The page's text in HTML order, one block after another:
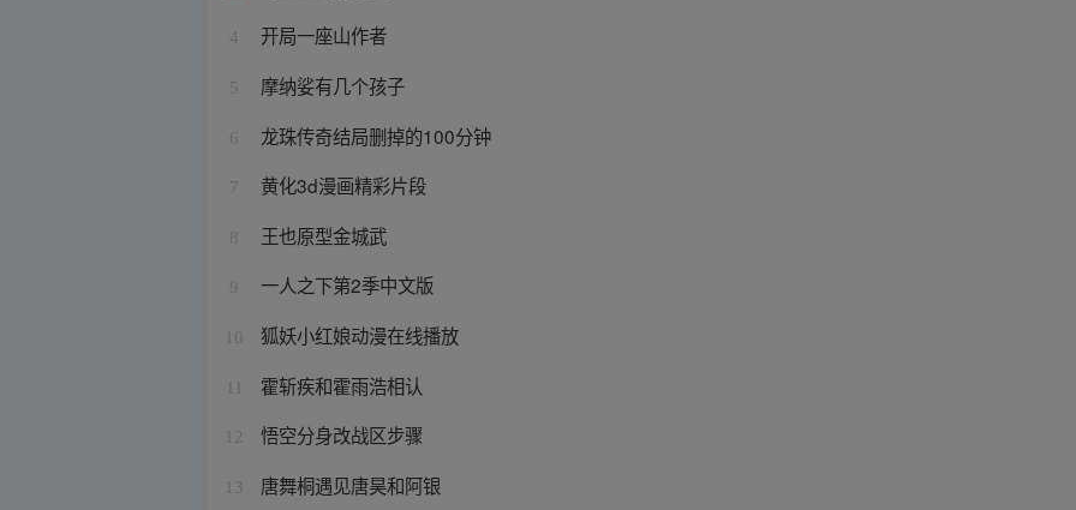
4 开局一座山作者
5 摩纳娑有几个孩子
6 龙珠传奇结局删掉的100分钟
7 黄化3d漫画精彩片段
8 王也原型金城武
9 一人之下第2季中文版
10 狐妖小红娘动漫在线播放
霍斩疾和霍雨浩相认
12 悟空分身改战区步骤
13 唐舞桐遇见唐昊和阿银